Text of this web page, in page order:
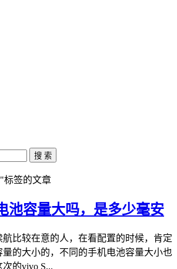
搜 索
标签的文章
池容量大吗，是多少毫安
比较在意的人，在看配置的时候，肯定
的大小的，不同的手机电池容量大小也
的vivo S...